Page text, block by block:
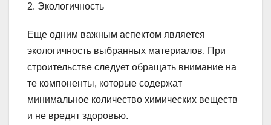
2. Экологичность
Еще одним важным аспектом является
экологичность выбранных материалов. При
строительстве следует обращать внимание на
те компоненты, которые содержат
минимальное количество химических веществ
и не вредят здоровью.